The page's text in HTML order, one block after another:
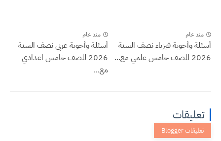
منذ عام
أسئلة وأجوبة فيزياء نصف السنة
2026 للصف خامس علمي مع...
منذ عام
أسئلة وأجوبة عربي نصف السنة
2026 للصف خامس اعدادي
مع...
تعليقات